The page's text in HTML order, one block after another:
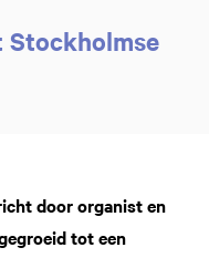
Stockholmse
door organist en
tot een